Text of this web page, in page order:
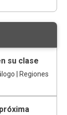
su clase
| Regiones